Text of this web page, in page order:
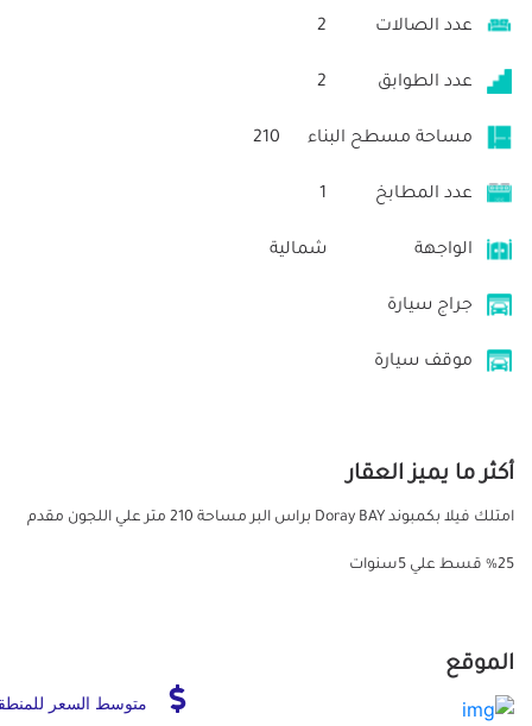
عدد الصالات 2
عدد الطوابق 2
مساحة مسطح البناء 210
عدد المطابخ 1
الواجهة شمالية
جراج سيارة
موقف سيارة
أكثر ما يميز العقار
امتلك فيلا بكمبوند Doray BAY براس البر مساحة 210 متر علي اللجون مقدم
25% قسط علي 5سنوات
الموقع
متوسط السعر